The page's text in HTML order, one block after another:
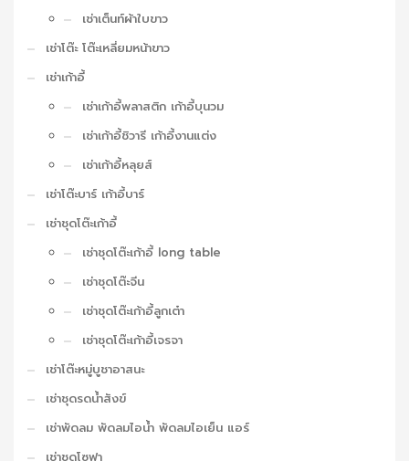
เช่าเต็นท์ผ้าใบขาว
เช่าโต๊ะ โต๊ะเหลี่ยมหน้าขาว
เช่าเก้าอี้
เช่าเก้าอี้พลาสติก เก้าอี้บุนวม
เช่าเก้าอี้ชิวารี เก้าอี้งานแต่ง
เช่าเก้าอี้หลุยส์
เช่าโต๊ะบาร์ เก้าอี้บาร์
เช่าชุดโต๊ะเก้าอี้
เช่าชุดโต๊ะเก้าอี้ long table
เช่าชุดโต๊ะจีน
เช่าชุดโต๊ะเก้าอี้ลูกเต๋า
เช่าชุดโต๊ะเก้าอี้เจรจา
เช่าโต๊ะหมู่บูชาอาสนะ
เช่าชุดรดน้ำสังข์
เช่าพัดลม พัดลมไอน้ำ พัดลมไอเย็น แอร์
เช่าชุดโซฟา